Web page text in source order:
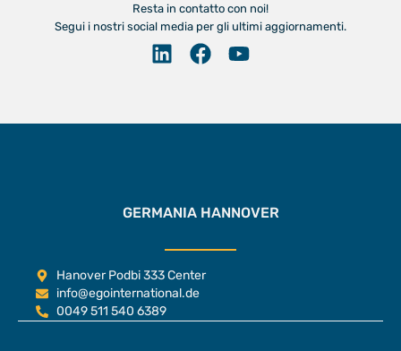
Resta in contatto con noi!
Segui i nostri social media per gli ultimi aggiornamenti.
GERMANIA HANNOVER
Hanover Podbi 333 Center
info@egointernational.de
0049 511 540 6389